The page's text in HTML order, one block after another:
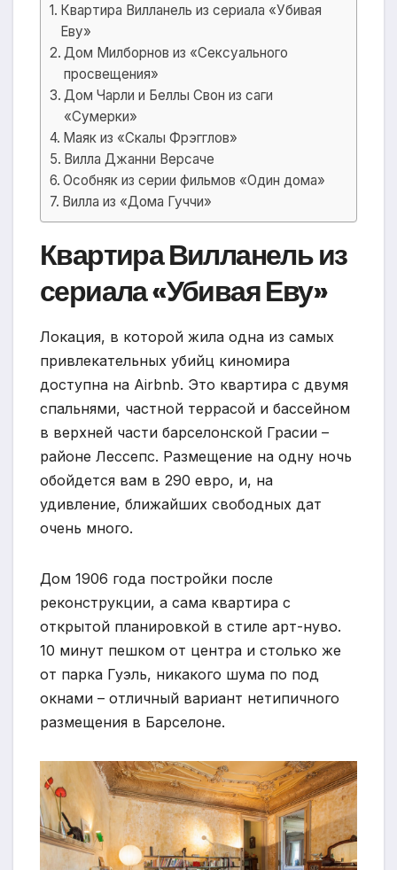
Квартира Вилланель из сериала «Убивая
Еву»
Дом Милборнов из «Сексуального
просвещения»
Дом Чарли и Беллы Свон из саги
«Сумерки»
Маяк из «Скалы Фрэгглов»
Вилла Джанни Версаче
Особняк из серии фильмов «Один дома»
Вилла из «Дома Гуччи»
Квартира Вилланель из
сериала «Убивая Еву»
Локация, в которой жила одна из самых
привлекательных убийц киномира
доступна на Airbnb. Это квартира с двумя
спальнями, частной террасой и бассейном
в верхней части барселонской Грасии –
районе Лессепс. Размещение на одну ночь
обойдется вам в 290 евро, и, на
удивление, ближайших свободных дат
очень много.
Дом 1906 года постройки после
реконструкции, а сама квартира с
открытой планировкой в стиле арт-нуво.
10 минут пешком от центра и столько же
от парка Гуэль, никакого шума по под
окнами – отличный вариант нетипичного
размещения в Барселоне.